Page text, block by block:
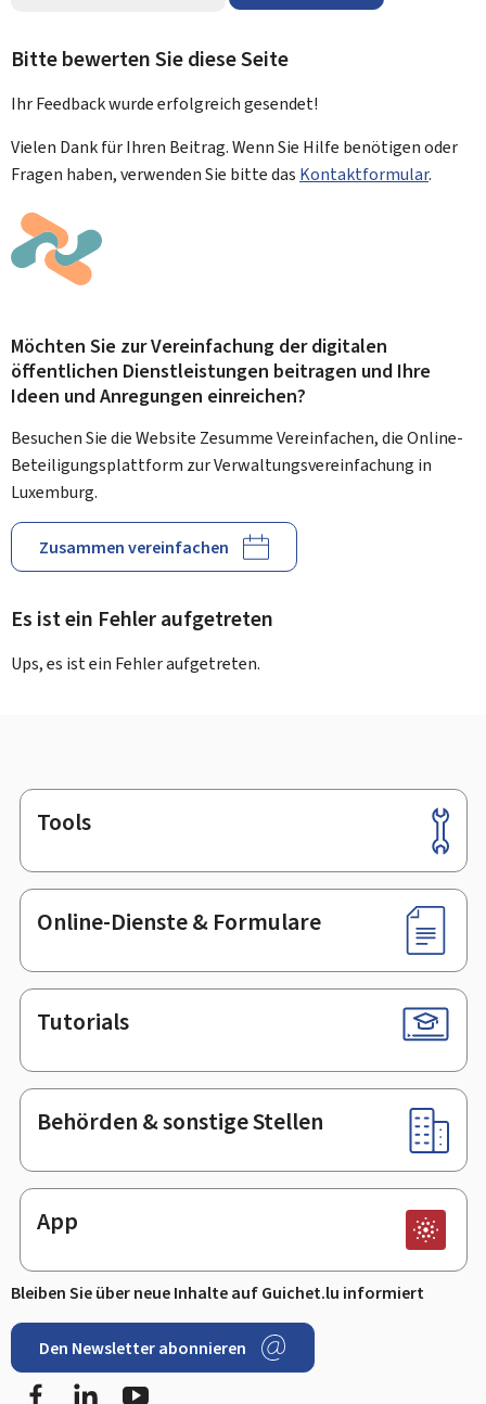
Bitte bewerten Sie diese Seite
Ihr Feedback wurdeerfolgreichgesendet!
Vielen Dank für Ihren Beitrag. Wenn Sie Hilfe benötigen oder
Fragen haben, verwenden Sie bitte das Kontaktformular.
Möchten Sie zur Vereinfachung der digitalen
öffentlichen Dienstleistungen beitragen und Ihre
Ideen und Anregungen einreichen?
Besuchen Sie die Website Zesumme Vereinfachen, die Online-
Beteiligungsplattform zur Verwaltungsvereinfachung in
Luxemburg.
Zusammen vereinfachen
Es ist ein Fehler aufgetreten
Ups, es ist ein Fehler aufgetreten.
Footer
Tools
Online-Dienste & Formulare
Tutorials
Behörden & sonstige Stellen
App
Bleiben Sie über neue Inhalte auf Guichet.lu informiert
Den Newsletter abonnieren
FacebookLinkedIn